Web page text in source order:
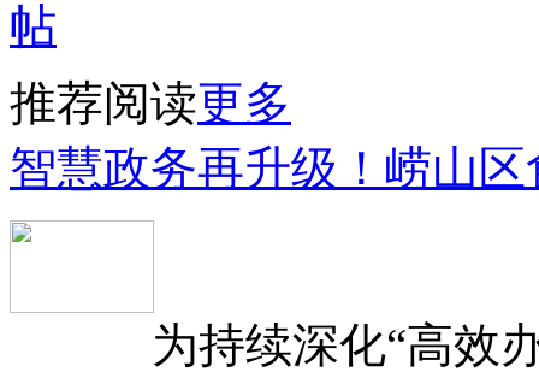
推荐阅读更多
智慧政务再升级！崂山
为持续深化“高效办